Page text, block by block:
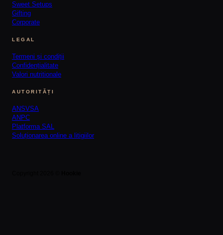
Sweet Setups
Gifting
Corporate
LEGAL
Termeni și condiții
Confidențialitate
Valori nutritionale
AUTORITĂȚI
ANSVSA
ANPC
Platforma SAL
Soluționarea online a litigiilor